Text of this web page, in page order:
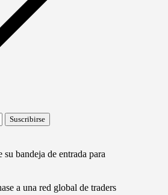
Suscribirse
bandeja de entrada para
a una red global de traders